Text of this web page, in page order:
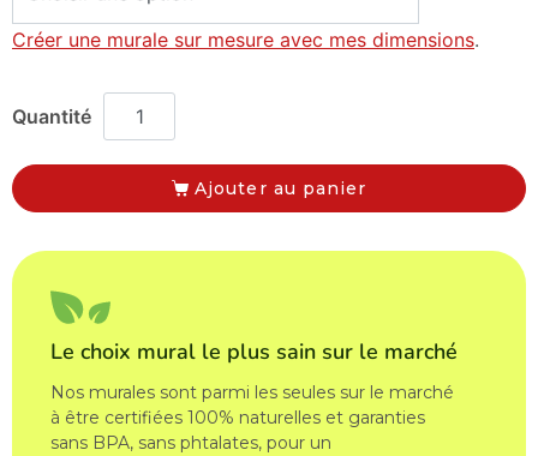
Créer une murale sur mesure avec mes dimensions.
Ajouter au panier
Le choix mural le plus sain sur le marché
Nos murales sont parmi les seules sur le marché
à être certifiées 100% naturelles et garanties
sans BPA, sans phtalates, pour un